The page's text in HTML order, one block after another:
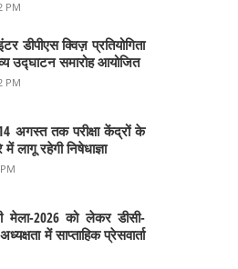
PM
डीपीएस क्विज़ प्रतियोगिता
उद्घाटन समारोह आयोजित
PM
अगस्त तक परीक्षा केंद्रों के
लागू रहेगी निषेधाज्ञा
मेला-2026 को लेकर डीसी-
में साप्ताहिक प्रेसवार्ता